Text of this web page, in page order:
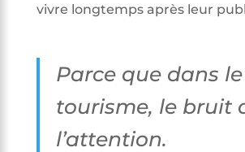
vivre longtemps après leur
Parce que dans le
tourisme, le bruit
l’attention.